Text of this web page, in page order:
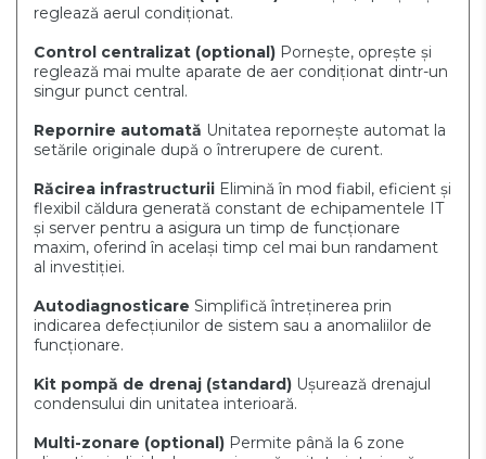
reglează aerul condiționat.
Control centralizat (optional) Pornește, oprește și
reglează mai multe aparate de aer condiționat dintr-un
singur punct central.
Repornire automată Unitatea repornește automat la
setările originale după o întrerupere de curent.
Răcirea infrastructurii Elimină în mod fiabil, eficient și
flexibil căldura generată constant de echipamentele IT
și server pentru a asigura un timp de funcționare
maxim, oferind în același timp cel mai bun randament
al investiției.
Autodiagnosticare Simplifică întreținerea prin
indicarea defecțiunilor de sistem sau a anomaliilor de
funcționare.
Kit pompă de drenaj (standard) Ușurează drenajul
condensului din unitatea interioară.
Multi-zonare (optional) Permite până la 6 zone